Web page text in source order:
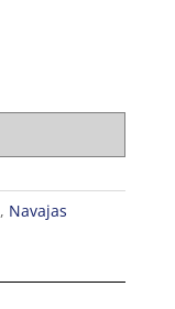
, Navajas